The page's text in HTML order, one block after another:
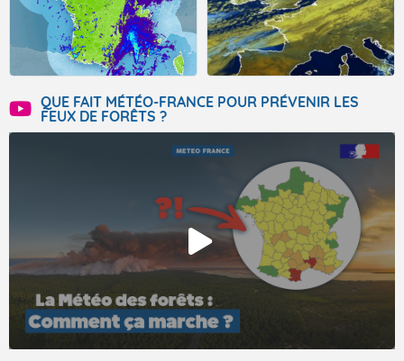
QUE FAIT MÉTÉO-FRANCE POUR PRÉVENIR LES
FEUX DE FORÊTS ?